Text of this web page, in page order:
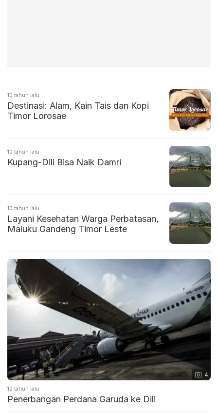
10 tahun lalu
Destinasi: Alam, Kain Tais dan Kopi
Timor Lorosae
10 tahun lalu
Kupang-Dili Bisa Naik Damri
10 tahun lalu
Layani Kesehatan Warga Perbatasan,
Maluku Gandeng Timor Leste
4
12 tahun lalu
Penerbangan Perdana Garuda ke Dili